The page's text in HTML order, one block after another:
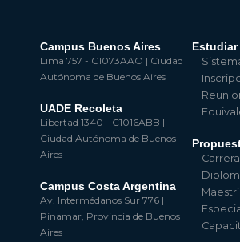
Campus Buenos Aires
Lima 757 - C1073AAO | Ciudad
Autónoma de Buenos Aires
UADE Recoleta
Libertad 1340 - C1016ABB |
Ciudad Autónoma de Buenos
Aires
Campus Costa Argentina
Av. Intermédanos Sur 776 |
Pinamar, Provincia de Buenos
Aires
Estudiar